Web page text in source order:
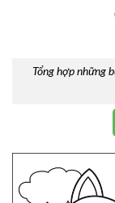
Tổng hợp những